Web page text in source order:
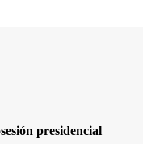
presidencial